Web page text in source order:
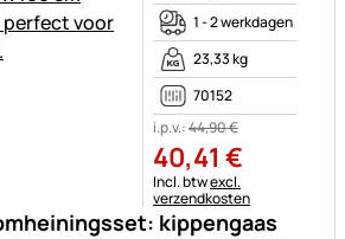
kippengaas
1 - 2 werkdagen
23,33 kg
70152
i.p.v.:44,90€
40,41 €
Belastinginformatie:
Incl. btwexcl.
verzendkosten